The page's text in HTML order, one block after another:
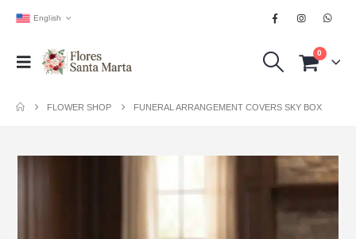
English
0
FLOWER SHOP FUNERAL ARRANGEMENT COVERS SKY BOX